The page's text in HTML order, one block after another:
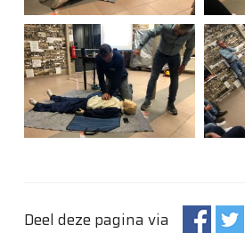
Deel deze pagina via